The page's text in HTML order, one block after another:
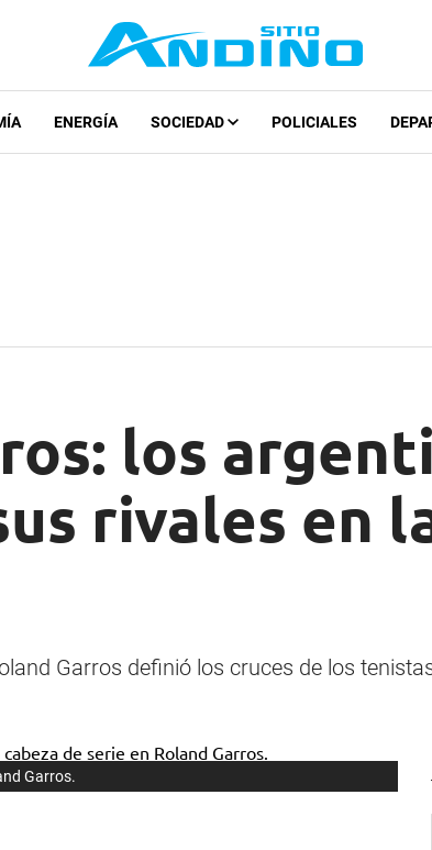
ENERGÍA SOCIEDAD POLICIALES
los
rivales en
Garros definió los cruces de los
Garros.